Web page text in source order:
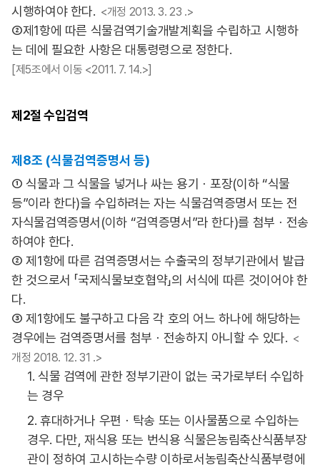
시행하여야 한다. <개정 2013. 3. 23 .>
②제1항에 따른 식물검역기술개발계획을 수립하고 시행하
는 데에 필요한 사항은 대통령령으로 정한다.
[제5조에서 이동 <2011. 7. 14.>]
제2절 수입검역
제8조 (식물검역증명서 등)
① 식물과 그 식물을 넣거나 싸는 용기ㆍ포장(이하 “식물
등”이라 한다)을 수입하려는 자는 식물검역증명서 또는 전
자식물검역증명서(이하 “검역증명서”라 한다)를 첨부ㆍ전송
하여야 한다.
② 제1항에 따른 검역증명서는 수출국의 정부기관에서 발급
한 것으로서 「국제식물보호협약」의 서식에 따른 것이어야 한
다.
③ 제1항에도 불구하고 다음 각 호의 어느 하나에 해당하는
경우에는 검역증명서를 첨부ㆍ전송하지 아니할 수 있다. <
개정 2018. 12. 31 .>
1. 식물 검역에 관한 정부기관이 없는 국가로부터 수입하
는 경우
2. 휴대하거나 우편ㆍ탁송 또는 이사물품으로 수입하는
경우. 다만, 재식용 또는 번식용 식물은농림축산식품부장
관이 정하여 고시하는수량 이하로서농림축산식품부령에